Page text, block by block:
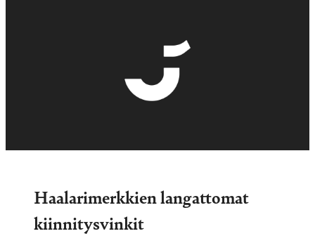
Haalarimerkkien langattomat
kiinnitysvinkit